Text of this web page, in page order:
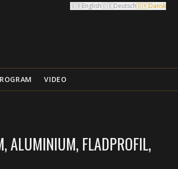
🇬🇧English🇩🇪Deutsch🇩🇰Dansk
VIDEO
ALUMINIUM, FLADPROFIL,